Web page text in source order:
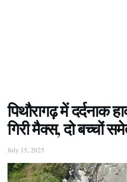
पिथौरागढ़ में दर्दनाक
गिरी मैक्स, दो बच्चों
July 15, 2025